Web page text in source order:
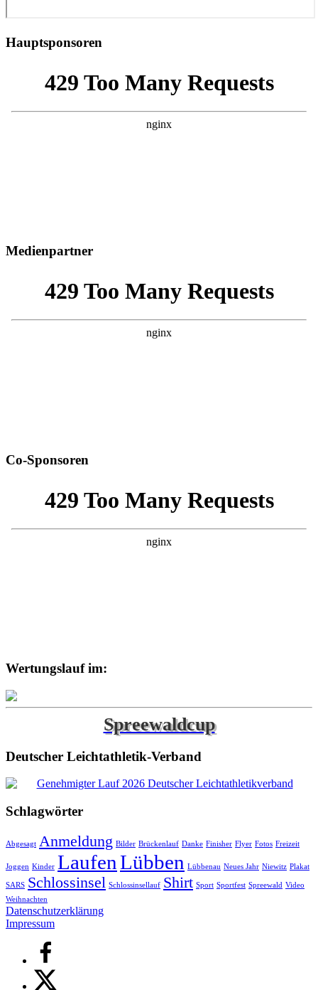
Hauptsponsoren
Medienpartner
Co-Sponsoren
Wertungslauf im:
Spreewaldcup
Deutscher Leichtathletik-Verband
Schlagwörter
Abgesagt Anmeldung Bilder Brückenlauf Danke Finisher Flyer Fotos Freizeit
Joggen Kinder LaufenLübben Lübbenau Neues Jahr Niewitz Plakat
SARS Schlossinsel Schlossinsellauf Shirt Sport Sportfest Spreewald Video
Weihnachten
Datenschutzerklärung
Impressum